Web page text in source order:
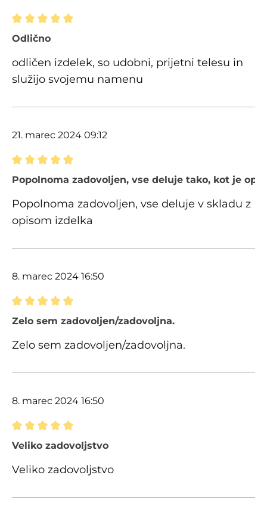
Ocena z oceno 5 od 5 zvezdic
Odlično
odličen izdelek, so udobni, prijetni telesu in
služijo svojemu namenu
21. marec 2024 09:12
Ocena z oceno 5 od 5 zvezdic
Popolnoma zadovoljen, vse deluje tako, kot je
Popolnoma zadovoljen, vse deluje v skladu z
opisom izdelka
8. marec 2024 16:50
Ocena z oceno 5 od 5 zvezdic
Zelo sem zadovoljen/zadovoljna.
Zelo sem zadovoljen/zadovoljna.
8. marec 2024 16:50
Ocena z oceno 5 od 5 zvezdic
Veliko zadovoljstvo
Veliko zadovoljstvo